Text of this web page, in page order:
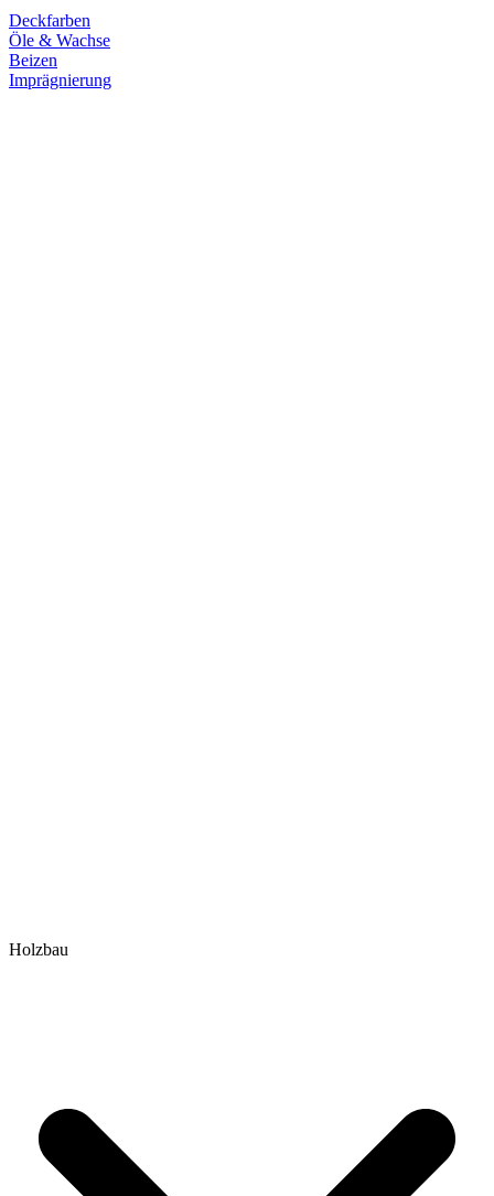
Deckfarben
Öle & Wachse
Beizen
Imprägnierung
Holzbau